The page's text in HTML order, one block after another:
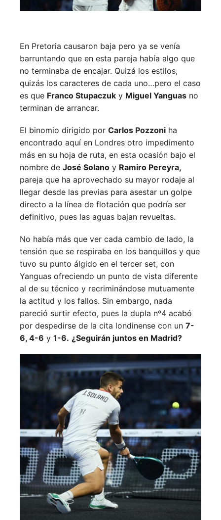
En Pretoria causaron baja pero ya se venía
barruntando que en esta pareja había algo que
no terminaba de encajar. Quizá los estilos,
quizás los caracteres de cada uno…pero el caso
es que Franco Stupaczuk y Miguel Yanguas no
terminan de arrancar.
El binomio dirigido por Carlos Pozzoni ha
encontrado aquí en Londres otro impedimento
más en su hoja de ruta, en esta ocasión bajo el
nombre de José Solano y Ramiro Pereyra,
pareja que ha aprovechado su mayor rodaje al
llegar desde las previas para asestar un golpe
directo a la línea de flotación que podría ser
definitivo, pues las aguas bajan revueltas.
No había más que ver cada cambio de lado, la
tensión que se respiraba en los banquillos y que
tuvo su punto álgido en el tercer set, con
Yanguas ofreciendo un punto de vista diferente
al de su técnico y recriminándose mutuamente
la actitud y los fallos. Sin embargo, nada
pareció surtir efecto, pues la dupla nº4 acabó
por despedirse de la cita londinense con un 7-
6, 4-6 y 1-6. ¿Seguirán juntos en Madrid?